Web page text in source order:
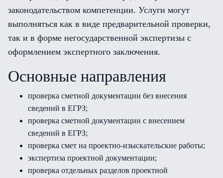
законодательством компетенции. Услуги могут
выполняться как в виде предварительной проверки,
так и в форме негосударственной экспертизы с
оформлением экспертного заключения.
Основные направления
проверка сметной документации без внесения
сведений в ЕГРЗ;
проверка сметной документации с внесением
сведений в ЕГРЗ;
проверка смет на проектно-изыскательские работы;
экспертиза проектной документации;
проверка отдельных разделов проектной